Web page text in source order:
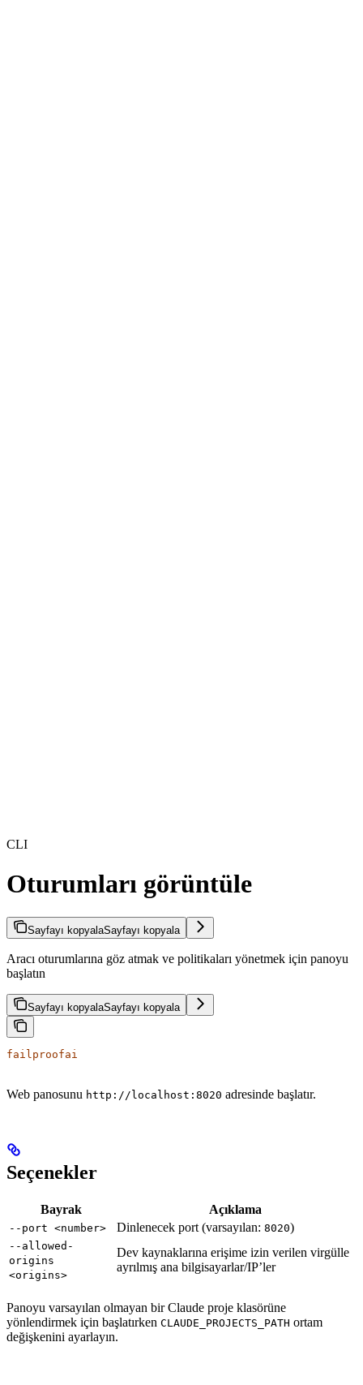
CLI
Oturumları görüntüle
Sayfayı kopyalaSayfayı kopyala
Aracı oturumlarına göz atmak ve politikaları yönetmek için panoyu
başlatın
Sayfayı kopyalaSayfayı kopyala
failproofai
Web panosunu http://localhost:8020 adresinde başlatır.
Seçenekler
Bayrak Açıklama
--port <number> Dinlenecek port (varsayılan: 8020)
--allowed-
origins
<origins>
Dev kaynaklarına erişime izin verilen virgülle
ayrılmış ana bilgisayarlar/IP’ler
Panoyu varsayılan olmayan bir Claude proje klasörüne
yönlendirmek için başlatırken CLAUDE_PROJECTS_PATH ortam
değişkenini ayarlayın.